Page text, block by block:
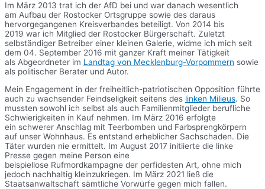
Im März 2013 trat ich der AfD bei und war danach wesentlich
am Aufbau der Rostocker Ortsgruppe sowie des daraus
hervorgegangenen Kreisverbandes beteiligt. Von 2014 bis
2019 war ich Mitglied der Rostocker Bürgerschaft. Zuletzt
selbständiger Betreiber einer kleinen Galerie, widme ich mich seit
dem 04. September 2016 mit ganzer Kraft meiner Tätigkeit
als Abgeordneter im Landtag von Mecklenburg-Vorpommern sowie
als politischer Berater und Autor.
Mein Engagement in der freiheitlich-patriotischen Opposition führte
auch zu wachsender Feindseligkeit seitens des linken Milieus. So
mussten sowohl ich selbst als auch Familienmitglieder berufliche
Schwierigkeiten in Kauf nehmen. Im März 2016 erfolgte
ein schwerer Anschlag mit Teerbomben und Farbsprengkörpern
auf unser Wohnhaus. Es entstand erheblicher Sachschaden. Die
Täter wurden nie ermittelt. Im August 2017 initiierte die linke
Presse gegen meine Person eine
beispiellose Rufmordkampagne der perfidesten Art, ohne mich
jedoch nachhaltig kleinzukriegen. Im März 2021 ließ die
Staatsanwaltschaft sämtliche Vorwürfe gegen mich fallen.